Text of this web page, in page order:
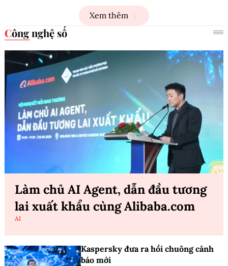
Xem thêm
Công nghệ số
Làm chủ AI Agent, dẫn đầu tương
lai xuất khẩu cùng Alibaba.com
AI
Kaspersky đưa ra hồi chuông cảnh
báo mới